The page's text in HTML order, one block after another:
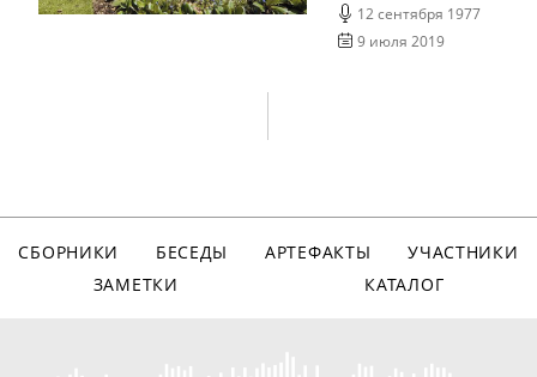
12 сентября 1977
9 июля 2019
СБОРНИКИ БЕСЕДЫ АРТЕФАКТЫ
УЧАСТНИКИ
ЗАМЕТКИ
КАТАЛОГ